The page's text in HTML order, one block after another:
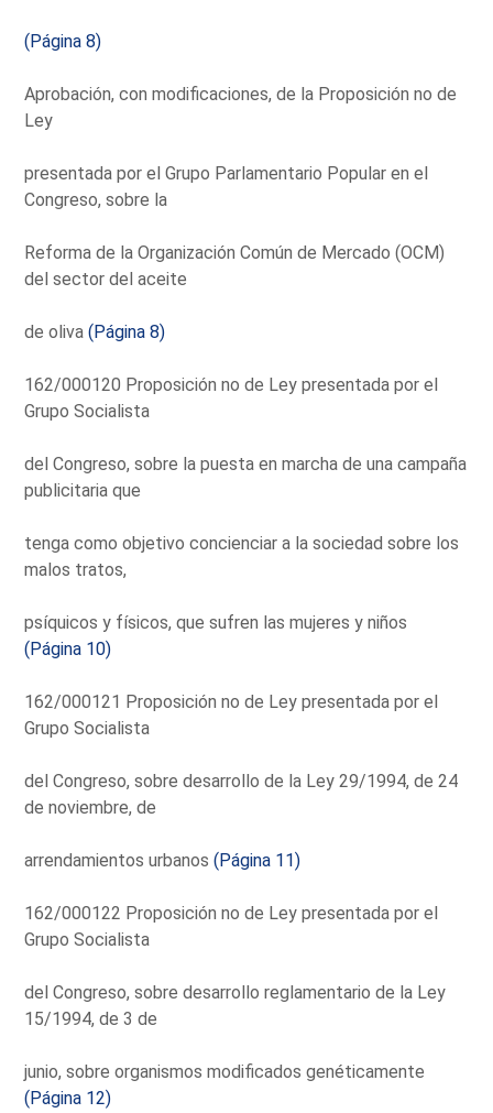
(Página 8)
Aprobación, con modificaciones, de la Proposición no de
Ley
presentada por el Grupo Parlamentario Popular en el
Congreso, sobre la
Reforma de la Organización Común de Mercado (OCM)
del sector del aceite
de oliva(Página 8)
162/000120 Proposición no de Ley presentada por el
Grupo Socialista
del Congreso, sobre la puesta en marcha de una campaña
publicitaria que
tenga como objetivo concienciar a la sociedad sobre los
malos tratos,
psíquicos y físicos, que sufren las mujeres y niños
(Página 10)
162/000121 Proposición no de Ley presentada por el
Grupo Socialista
del Congreso, sobre desarrollo de la Ley 29/1994, de 24
de noviembre, de
arrendamientos urbanos(Página 11)
162/000122 Proposición no de Ley presentada por el
Grupo Socialista
del Congreso, sobre desarrollo reglamentario de la Ley
15/1994, de 3 de
junio, sobre organismos modificados genéticamente
(Página 12)